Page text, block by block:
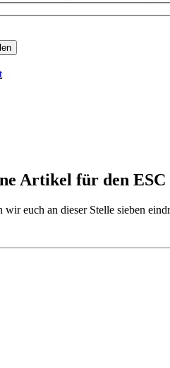
Artikel für den
wir euch an dieser Stelle sieben